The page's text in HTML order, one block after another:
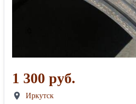
1 300 руб.
Иркутск